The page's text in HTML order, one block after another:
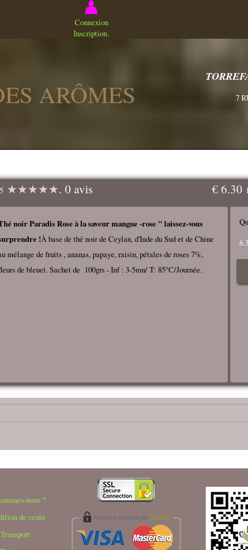
Connexion
Inscription.
ARÔMES 7
★★★★★. 0 avis € 6.30
noir Paradis Rose à la saveur mangue -rose " laissez-vous
!À base de thé noir de Ceylan, d'Inde du Sud et de Chine
mélange de fruits , ananas, papaye, raisin, pétales de roses 7%,
de bleuet. Sachet de 100grs - Inf : 3-5mn/ T: 85°C/Journée.
nous ?
de vente
Transport